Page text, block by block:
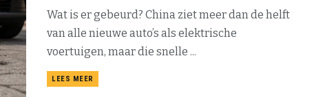
Wat is er gebeurd? China ziet meer dan de helft
van alle nieuwe auto’s als elektrische
voertuigen, maar die snelle ...
LEES MEER